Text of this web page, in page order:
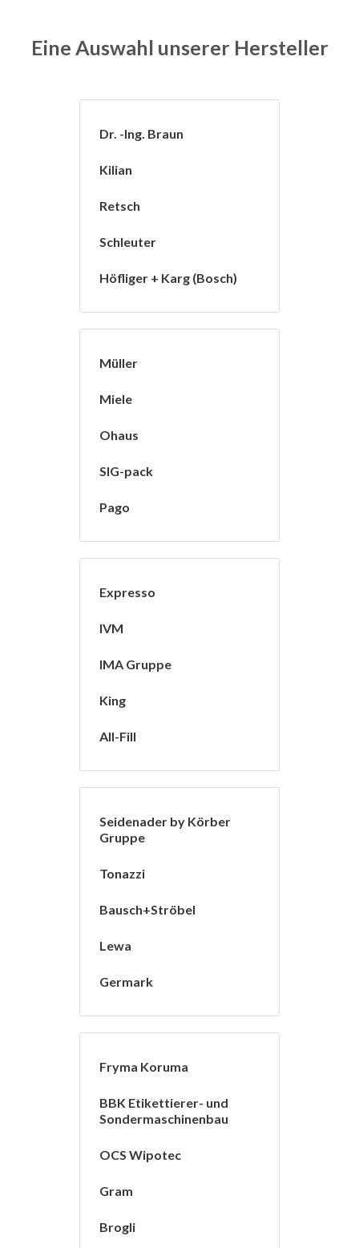
Eine Auswahl unserer Hersteller
Dr. -Ing. Braun
Kilian
Retsch
Schleuter
Höfliger + Karg (Bosch)
Müller
Miele
Ohaus
SIG-pack
Pago
Expresso
IVM
IMA Gruppe
King
All-Fill
Seidenader by Körber
Gruppe
Tonazzi
Bausch+Ströbel
Lewa
Germark
Fryma Koruma
BBK Etikettierer- und
Sondermaschinenbau
OCS Wipotec
Gram
Brogli